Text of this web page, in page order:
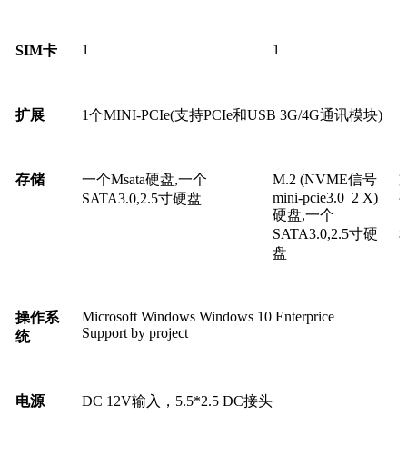
SIM卡 1 1
扩展 1个MINI-PCIe(支持PCIe和USB 3G/4G通讯模块)
存储
一个Msata硬盘,一个
SATA3.0,2.5寸硬盘
M.2 (NVME信号
mini-pcie3.0 2 X)
硬盘,一个
SATA3.0,2.5寸硬
盘
操作系
统
Microsoft Windows Windows 10
Support by project
电源 DC 12V输入，5.5*2.5 DC接头